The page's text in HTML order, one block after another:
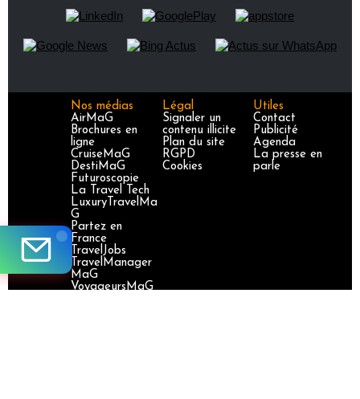
Nos médias
AirMaG
Brochures en
ligne
CruiseMaG
DestiMaG
Futuroscopie
La Travel Tech
LuxuryTravelMa
G
Partez en
France
TravelJobs
TravelManager
MaG
VoyageursMaG
Légal
Signaler un
contenu illicite
Plan du site
RGPD
Cookies
Utiles
Contact
Publicité
Agenda
La presse en
parle